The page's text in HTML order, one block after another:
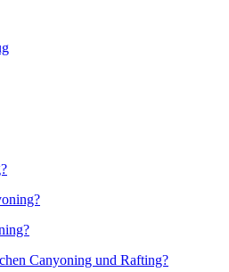
Canyoning und Rafting?